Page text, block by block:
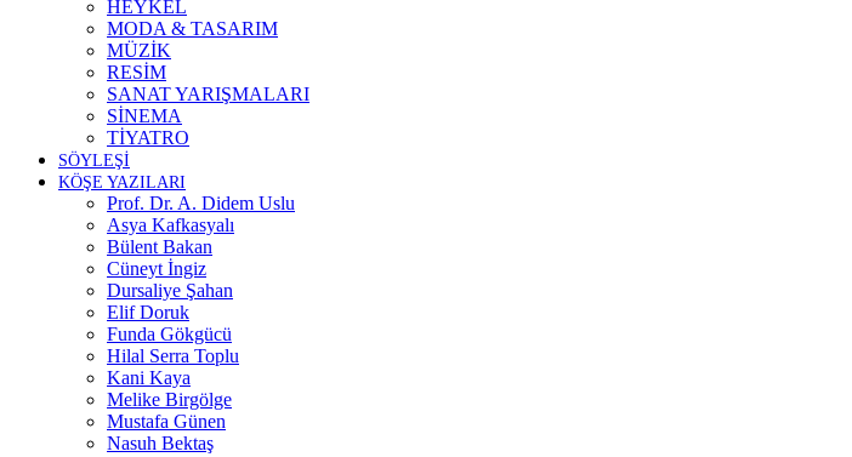
HEYKEL
MODA & TASARIM
MÜZİK
RESİM
SANAT YARIŞMALARI
SİNEMA
TİYATRO
SÖYLEŞİ
KÖŞE YAZILARI
Prof. Dr. A. Didem Uslu
Asya Kafkasyalı
Bülent Bakan
Cüneyt İngiz
Dursaliye Şahan
Elif Doruk
Funda Gökgücü
Hilal Serra Toplu
Kani Kaya
Melike Birgölge
Mustafa Günen
Nasuh Bektaş